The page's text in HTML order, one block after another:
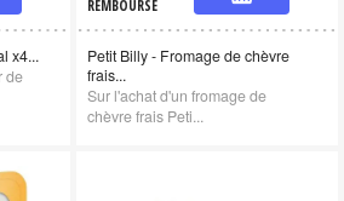
x4...
de
REMBOURSÉ
Petit Billy - Fromage de chèvre
frais...
Sur l'achat d'un fromage de
chèvre frais Peti...